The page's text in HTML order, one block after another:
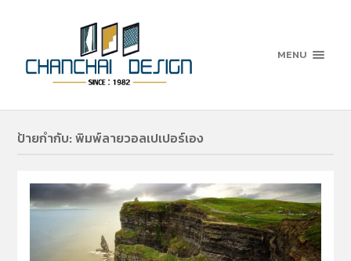
MENU
ป้ายกำกับ:พิมพ์ลายวอลเปเปอร์เอง